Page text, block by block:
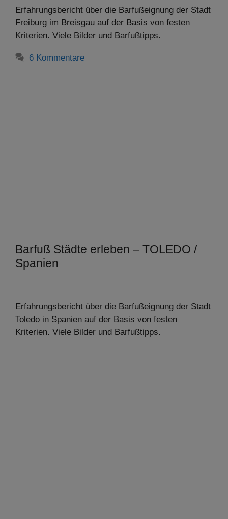
Erfahrungsbericht über die Barfußeignung der Stadt
Freiburg im Breisgau auf der Basis von festen
Kriterien. Viele Bilder und Barfußtipps.
6 Kommentare
Barfuß Städte erleben – TOLEDO /
Spanien
Erfahrungsbericht über die Barfußeignung der Stadt
Toledo in Spanien auf der Basis von festen
Kriterien. Viele Bilder und Barfußtipps.